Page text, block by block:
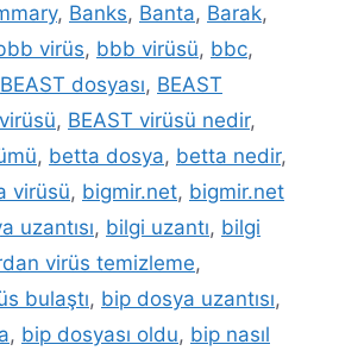
, Banks, Banta, Barak,
virüs, bbb virüsü, bbc,
BEAST dosyası, BEAST
, BEAST virüsü nedir,
, betta dosya, betta nedir,
virüsü, bigmir.net, bigmir.net
uzantısı, bilgi uzantı, bilgi
virüs temizleme,
bulaştı, bip dosya uzantısı,
, bip dosyası oldu, bip nasıl